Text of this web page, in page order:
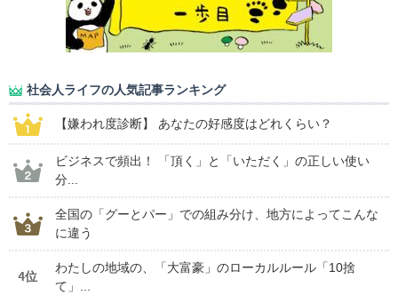
社会人ライフの人気記事ランキング
【嫌われ度診断】 あなたの好感度はどれくらい？
ビジネスで頻出！ 「頂く」と「いただく」の正しい使い
分...
全国の「グーとパー」での組み分け、地方によってこんな
に違う
4位
わたしの地域の、「大富豪」のローカルルール「10捨
て」...